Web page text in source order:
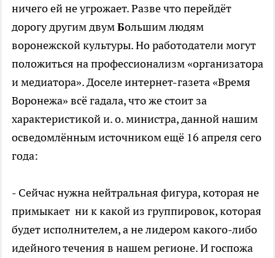
ничего ей не угрожает. Разве что перейдёт
дорогу другим двумБольшим людям
воронежской культуры. Но работодатели могут
положиться на профессионализм «организатора
и медиатора». Доселе интернет-газета «Время
Воронежа» всё гадала, что же стоит за
характеристикой и. о. министра, данной нашим
осведомлённым источником ещё 16 апреля сего
года:
- Сейчас нужна нейтральная фигура, которая не
примыкает ни к какой из группировок, которая
будет исполнителем, а не лидером какого-либо
идейного течения в нашем регионе. И госпожа